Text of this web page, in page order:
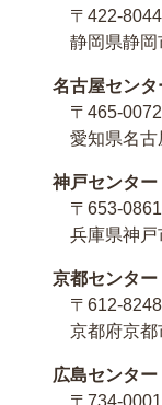
〒422-8044
静岡県静岡
名古屋センタ
〒465-0072
愛知県名
神戸センター
〒653-0861
兵庫県神戸
京都センター
〒612-8248
京都府京
広島センター
〒734-0001